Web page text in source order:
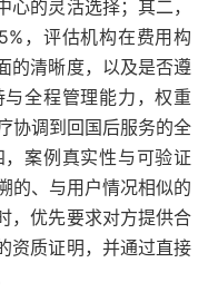
的灵活选择；其二，
，评估机构在费用构
的清晰度，以及是否遵
全程管理能力，权重
协调到回国后服务的全
案例真实性与可验证
的、与用户情况相似的
，优先要求对方提供合
资质证明，并通过直接